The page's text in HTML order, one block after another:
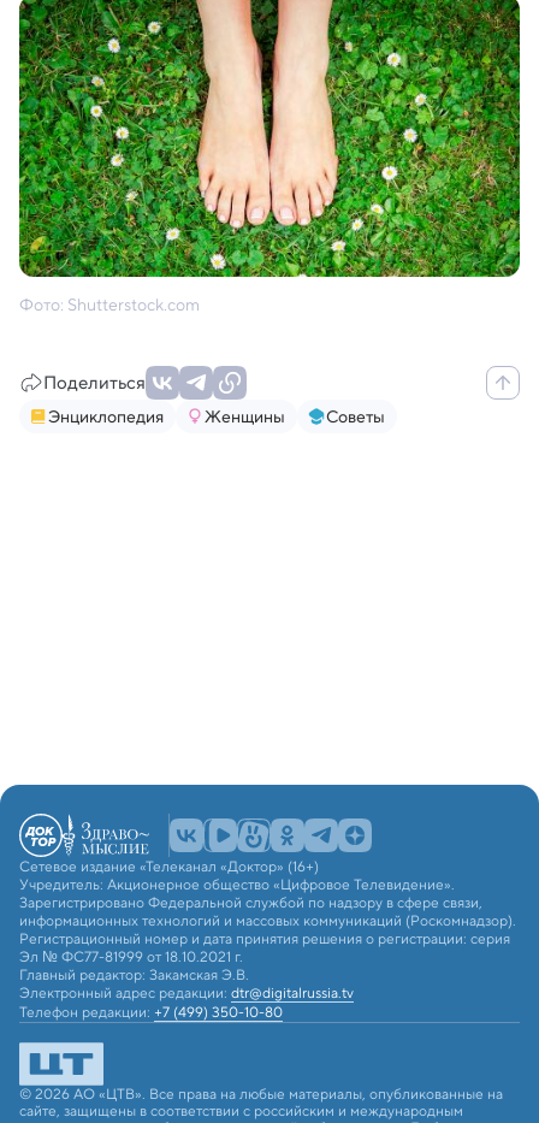
Фото: Shutterstock.com
Поделиться
Энциклопедия Женщины Советы
Сетевое издание «Телеканал «Доктор» (16+)
Учредитель: Акционерное общество «Цифровое Телевидение».
Зарегистрировано Федеральной службой по надзору в сфере связи,
информационных технологий и массовых коммуникаций (Роскомнадзор).
Регистрационный номер и дата принятия решения о регистрации: серия
Эл № ФС77-81999 от 18.10.2021 г.
Главный редактор: Закамская Э.В.
Электронный адрес редакции: dtr@digitalrussia.tv
Телефон редакции: +7 (499) 350-10-80
© 2026 АО «ЦТВ». Все права на любые материалы, опубликованные на
сайте, защищены в соответствии с российским и международным